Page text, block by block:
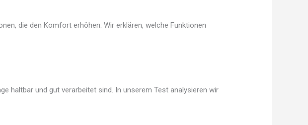
die den Komfort erhöhen. Wir erklären, welche Funktionen
haltbar und gut verarbeitet sind. In unserem Test analysieren wir